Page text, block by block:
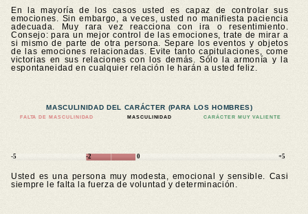
En la mayoría de los casos usted es capaz de controlar sus
emociones. Sin embargo, a veces, usted no manifiesta paciencia
adecuada. Muy rara vez reacciona con ira o resentimiento.
Consejo: para un mejor control de las emociones, trate de mirar a
si mismo de parte de otra persona. Separe los eventos y objetos
de las emociones relacionadas. Evite tanto capitulaciones, come
victorias en sus relaciones con los demás. Sólo la armonía y la
espontaneidad en cualquier relación le harán a usted feliz.
MASCULINIDAD DEL CARÁCTER (PARA LOS HOMBRES)
FALTA DE MASCULINIDAD MASCULINIDAD CARÁCTER MUY VALIENTE
-5 -2 0 +5
Usted es una persona muy modesta, emocional y sensible. Casi
siempre le falta la fuerza de voluntad y determinación.